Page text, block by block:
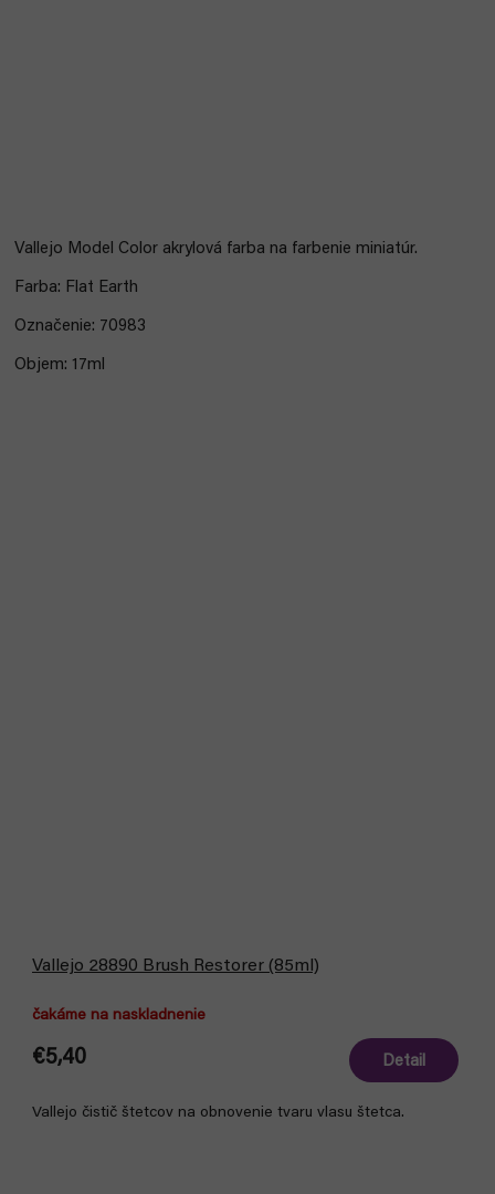
Vallejo Model Color akrylová farba na farbenie miniatúr.
Farba: Flat Earth
Označenie: 70983
Objem: 17ml
Vallejo 28890 Brush Restorer (85ml)
čakáme na naskladnenie
€5,40 Detail
Vallejo čistič štetcov na obnovenie tvaru vlasu štetca.